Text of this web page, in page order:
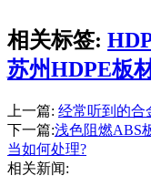
相关标签:
苏州HDPE板
上一篇: 经常听到的合
下一篇:浅色阻燃ABS
当如何处理?
相关新闻: